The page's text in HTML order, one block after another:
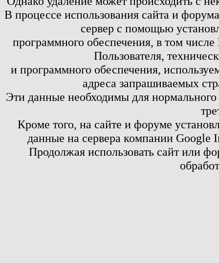
В процессе использования сайта и
сервер с помощью
программного обеспечения, в том
Пользователя,
и программного обеспечения,
адреса запрашиваемых
Эти данные необходимы для
Кроме того, на сайте и форуме
данные на сервера компании
Продолжая использовать сайт или